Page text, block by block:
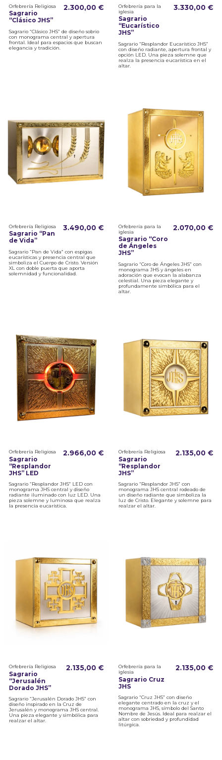
Orfebrería Religiosa
Sagrario
“Clásico JHS”
2.300,00 €
Sagrario “Clásico JHS” de diseño sobrio
con monograma central y apertura
frontal. Ideal para espacios que buscan
elegancia y tradición.
Orfebrería para la
iglesia
Sagrario
“Eucarístico
JHS”
3.330,00 €
Sagrario “Resplandor Eucarístico JHS”
con diseño radiante, apertura frontal y
opción LED. Una pieza solemne que
realza la presencia eucarística en el
altar.
Orfebrería Religiosa
Sagrario “Pan
de Vida”
3.490,00 €
Sagrario “Pan de Vida” con espigas
eucarísticas y presencia central que
simboliza el Cuerpo de Cristo. Versión
XL con doble puerta que aporta
solemnidad y funcionalidad.
Orfebrería para la
iglesia
Sagrario “Coro
de Ángeles
JHS”
2.070,00 €
Sagrario “Coro de Ángeles JHS” con
monograma JHS y ángeles en
adoración que evocan la alabanza
celestial. Una pieza elegante y
profundamente simbólica para el
altar.
Orfebrería Religiosa
Sagrario
“Resplandor
JHS” LED
2.966,00 €
Sagrario “Resplandor JHS” LED con
monograma JHS central y diseño
radiante iluminado con luz LED. Una
pieza solemne y luminosa que realza
la presencia eucarística.
Orfebrería Religiosa
Sagrario
“Resplandor
JHS”
2.135,00 €
Sagrario “Resplandor JHS” con
monograma JHS central rodeado de
un diseño radiante que simboliza la
luz de Cristo. Elegante y solemne para
realzar el altar.
Orfebrería Religiosa
Sagrario
“Jerusalén
Dorado JHS”
2.135,00 €
Sagrario “Jerusalén Dorado JHS” con
diseño inspirado en la Cruz de
Jerusalén y monograma JHS central.
Una pieza elegante y simbólica para
realzar el altar.
Orfebrería para la
iglesia
Sagrario Cruz
JHS
2.135,00 €
Sagrario “Cruz JHS” con diseño
elegante centrado en la cruz y el
monograma JHS, símbolo del Santo
Nombre de Jesús. Ideal para realzar el
altar con sobriedad y profundidad
litúrgica.